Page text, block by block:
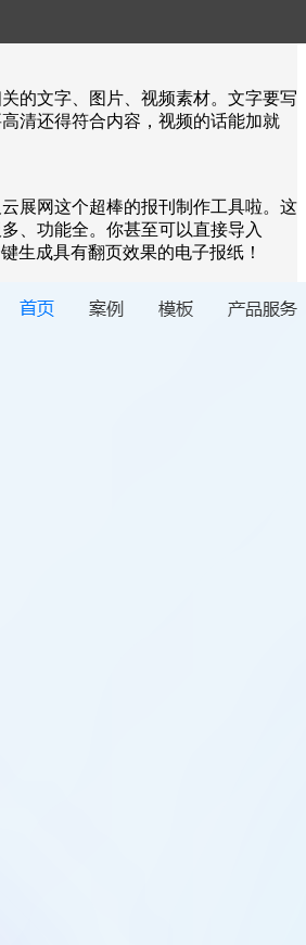
的文字、图片、视频素材。文字要写
清还得符合内容，视频的话能加就
展网这个超棒的报刊制作工具啦。这
、功能全。你甚至可以直接导入
生成具有翻页效果的电子报纸！